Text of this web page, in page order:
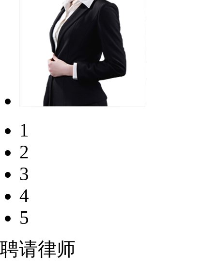
1
2
3
4
5
聘请律师